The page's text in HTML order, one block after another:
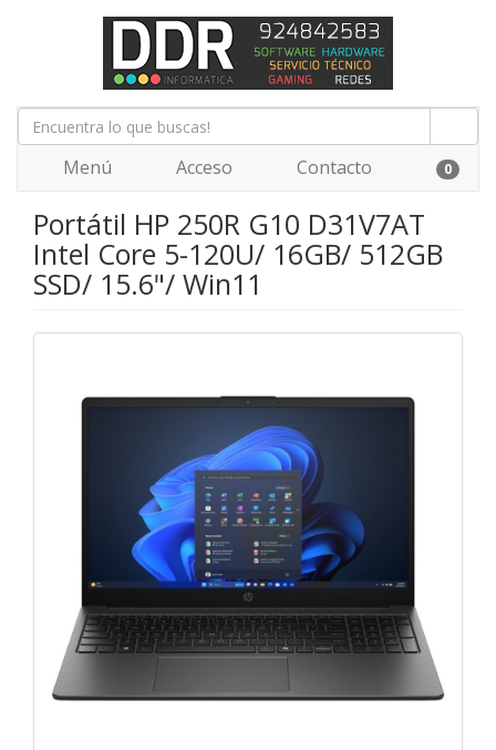
Menú Acceso Contacto 0
Portátil HP 250R G10 D31V7AT
Intel Core 5-120U/ 16GB/ 512GB
SSD/ 15.6"/ Win11